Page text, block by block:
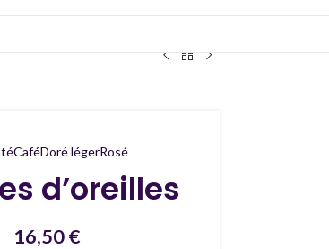
CaféDoré légerRosé
d’oreilles
16,50€